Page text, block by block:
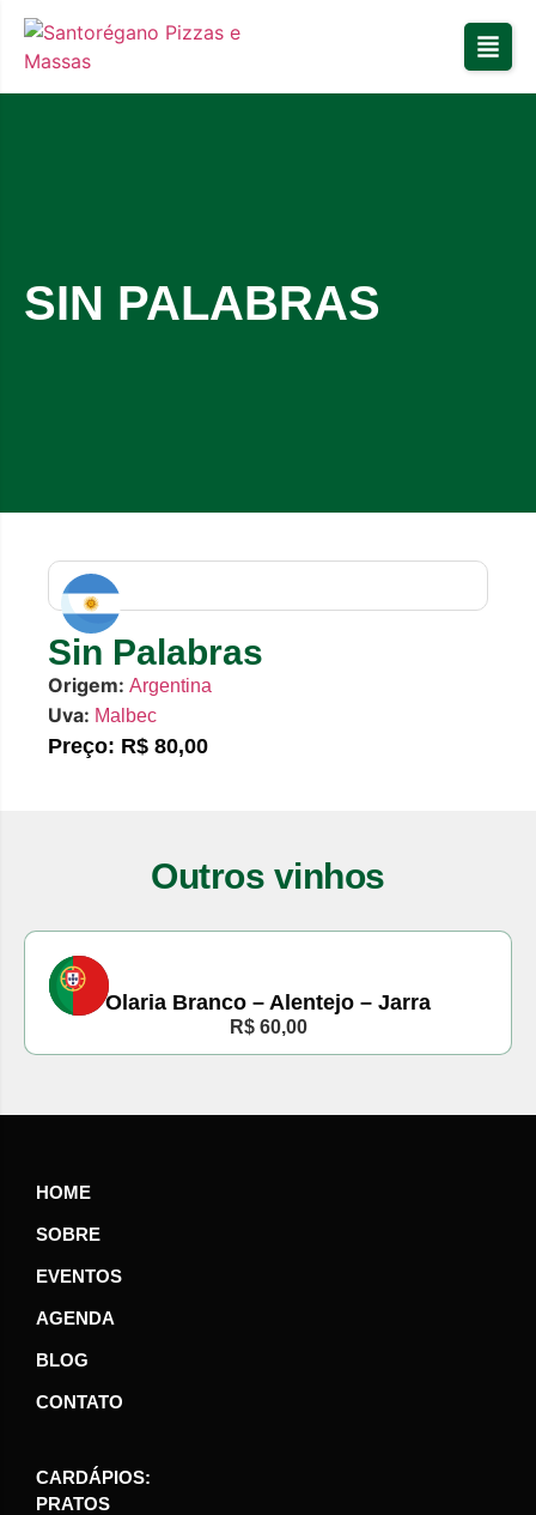
SIN PALABRAS
Sin Palabras
Origem: Argentina
Uva: Malbec
Preço: R$ 80,00
Outros vinhos
Olaria Branco – Alentejo – Jarra
R$ 60,00
HOME
SOBRE
EVENTOS
AGENDA
BLOG
CONTATO
CARDÁPIOS:
PRATOS